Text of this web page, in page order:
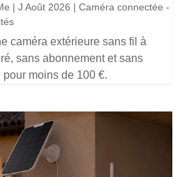
|J Août 2026 |Caméra connectée -
caméra extérieure sans fil à
sans abonnement et sans
moins de 100 €.